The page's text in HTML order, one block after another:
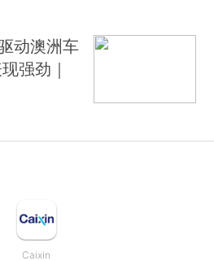
动澳洲车
强劲｜
Caixin